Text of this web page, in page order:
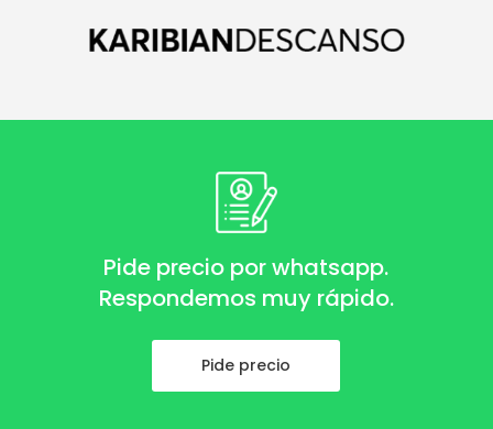
Pide precio por whatsapp.
Respondemos muy rápido.
Pide precio